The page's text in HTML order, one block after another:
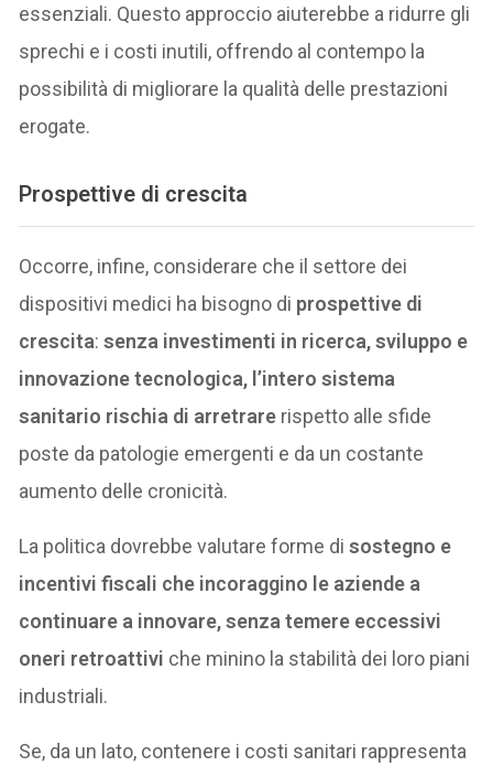
essenziali. Questo approccio aiuterebbe a ridurre gli
sprechi e i costi inutili, offrendo al contempo la
possibilità di migliorare la qualità delle prestazioni
erogate.
Prospettive di crescita
Occorre, infine, considerare che il settore dei
dispositivi medici ha bisogno di prospettive di
crescita:senza investimenti in ricerca, sviluppo e
innovazione tecnologica, l’intero sistema
sanitario rischia di arretrare rispetto alle sfide
poste da patologie emergenti e da un costante
aumento delle cronicità.
La politica dovrebbe valutare forme disostegno e
incentivi fiscali che incoraggino le aziende a
continuare a innovare, senza temere eccessivi
oneri retroattivi che minino la stabilità dei loro piani
industriali.
Se, da un lato, contenere i costi sanitari rappresenta